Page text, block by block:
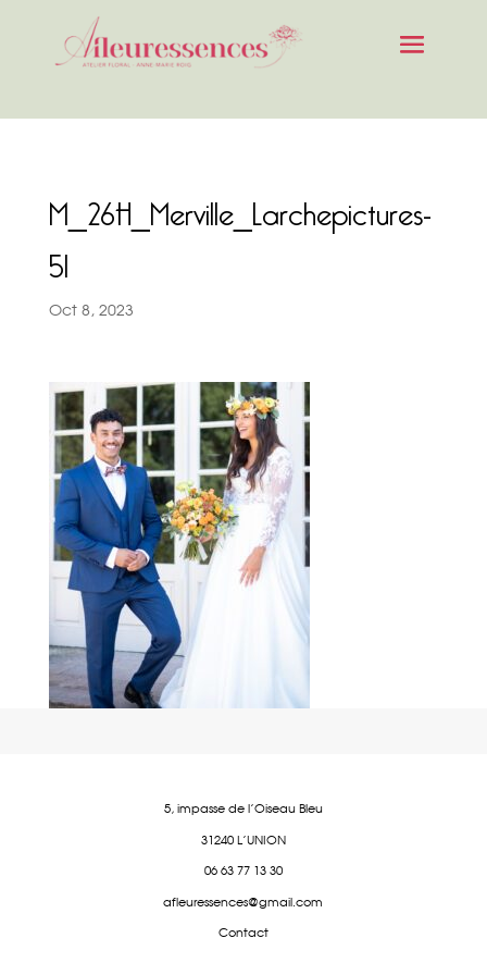
M_26H_Merville_Larchepictures-
51
Oct 8, 2023
5, impasse de l'Oiseau Bleu
31240 L'UNION
06 63 77 13 30
afleuressences@gmail.com
Contact